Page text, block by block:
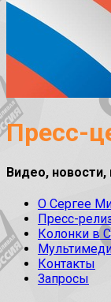
Пресс-
Видео,
О Сергее
Пресс-
Колонки в
Контакты
Запросы